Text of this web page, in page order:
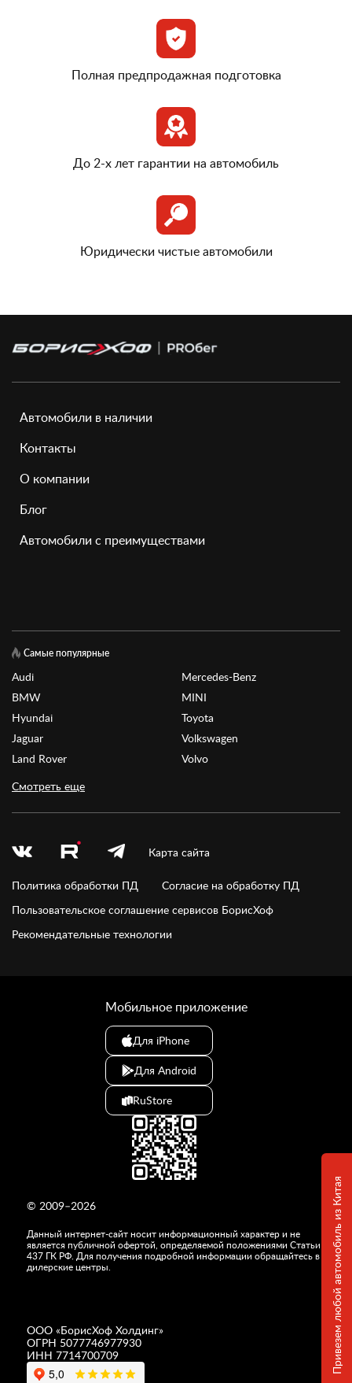
Полная предпродажная подготовка
До 2-х лет гарантии на автомобиль
Юридически чистые автомобили
Привезем любой автомобиль из Китая
Автомобили в наличии
Контакты
О компании
Блог
Автомобили с преимуществами
Самые популярные
Audi
BMW
Hyundai
Jaguar
Land Rover
Mercedes-Benz
MINI
Toyota
Volkswagen
Volvo
Смотреть еще
Карта сайта
Политика обработки ПД
Согласие на обработку ПД
Пользовательское соглашение сервисов БорисХоф
Рекомендательные технологии
© 2009–2026
Данный интернет-сайт носит информационный характер и не
является публичной офертой, определяемой положениями Статьи
437 ГК РФ. Для получения подробной информации обращайтесь в
дилерские центры.
ООО «БорисХоф Холдинг»
ОГРН 5077746977930
ИНН 7714700709
Мобильное приложение
Для iPhone
Для Android
RuStore